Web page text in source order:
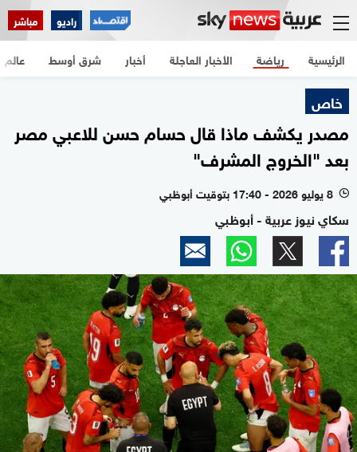
راديو مباشر
الرئيسية الأخبار العاجلة أخبار شرق أوسط عالم رياضة
خاص
مصدر يكشف ماذا قال حسام حسن للاعبي مصر
بعد "الخروج المشرف"
l 8 يوليو 2026 - 17:40 بتوقيت أبوظبي
سكاي نيوز عربية - أبوظبي